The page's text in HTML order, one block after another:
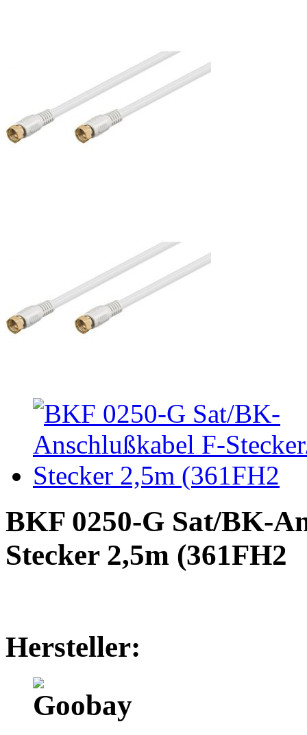
BKF 0250-G Sat/BK-
Stecker 2,5m (361FH2
Hersteller: